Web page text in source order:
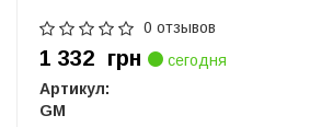
0 отзывов
1 332 грн
сегодня
Артикул:
GM